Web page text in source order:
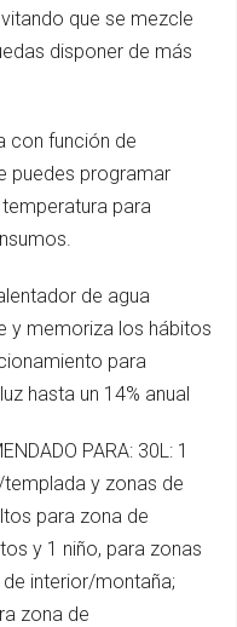
que se mezcle
disponer de más
con función de
puedes programar
para
de agua
y memoriza los hábitos
para
hasta un 14% anual
PARA: 30L: 1
y zonas de
para zona de
y 1 niño, para zonas
interior/montaña;
zona de